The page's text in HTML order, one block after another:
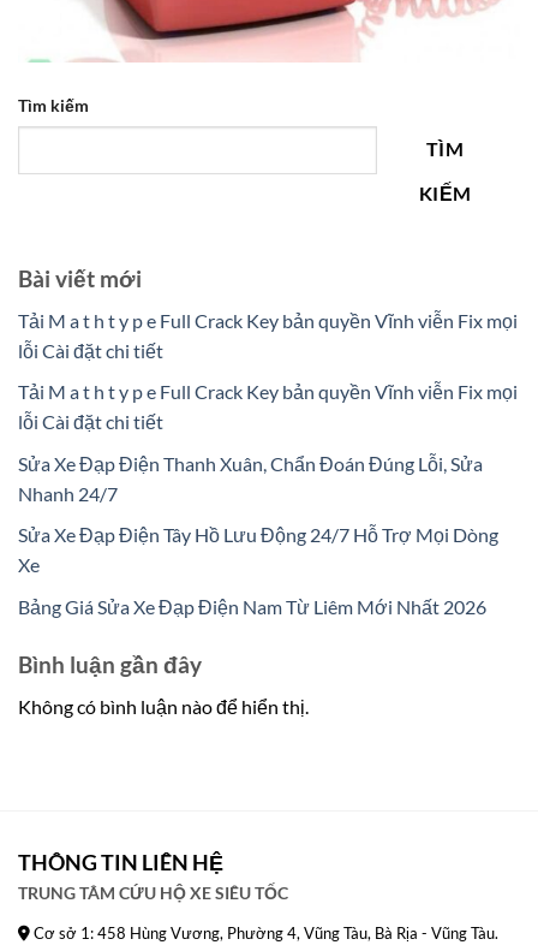
Tìm kiếm
TÌM
KIẾM
Bài viết mới
Tải M a t h t y p e Full Crack Key bản quyền Vĩnh viễn Fix mọi
lỗi Cài đặt chi tiết
Tải M a t h t y p e Full Crack Key bản quyền Vĩnh viễn Fix mọi
lỗi Cài đặt chi tiết
Sửa Xe Đạp Điện Thanh Xuân, Chẩn Đoán Đúng Lỗi, Sửa
Nhanh 24/7
Sửa Xe Đạp Điện Tây Hồ Lưu Động 24/7 Hỗ Trợ Mọi Dòng
Xe
Bảng Giá Sửa Xe Đạp Điện Nam Từ Liêm Mới Nhất 2026
Bình luận gần đây
Không có bình luận nào để hiển thị.
THÔNG TIN LIÊN HỆ
TRUNG TÂM CỨU HỘ XE SIÊU TỐC
Cơ sở 1: 458 Hùng Vương, Phường 4, Vũng Tàu, Bà Rịa - Vũng Tàu.